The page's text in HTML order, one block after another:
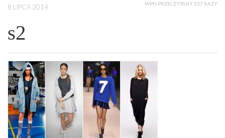
8 LIPCA 2014 WPIS PRZECZYTANY 237 RAZY
s2